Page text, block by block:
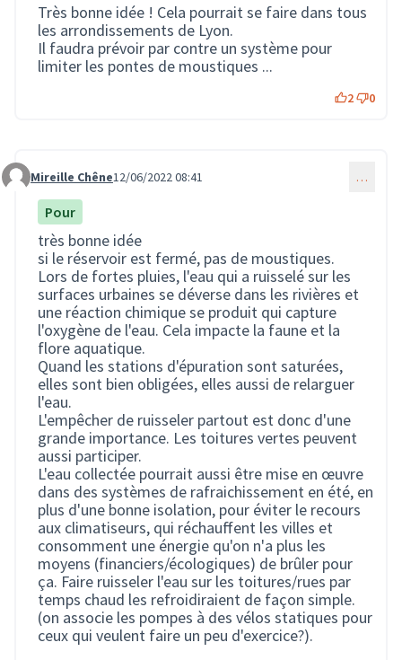
Très bonne idée ! Cela pourrait se faire dans tous
les arrondissements de Lyon.
Il faudra prévoir par contre un système pour
limiter les pontes de moustiques ...
2 0
Commentaire 1349
Mireille Chêne12/06/2022 08:41 …
Pour
très bonne idée
si le réservoir est fermé, pas de moustiques.
Lors de fortes pluies, l'eau qui a ruisselé sur les
surfaces urbaines se déverse dans les rivières et
une réaction chimique se produit qui capture
l'oxygène de l'eau. Cela impacte la faune et la
flore aquatique.
Quand les stations d'épuration sont saturées,
elles sont bien obligées, elles aussi de relarguer
l'eau.
L'empêcher de ruisseler partout est donc d'une
grande importance. Les toitures vertes peuvent
aussi participer.
L'eau collectée pourrait aussi être mise en œuvre
dans des systèmes de rafraichissement en été, en
plus d'une bonne isolation, pour éviter le recours
aux climatiseurs, qui réchauffent les villes et
consomment une énergie qu'on n'a plus les
moyens (financiers/écologiques) de brûler pour
ça. Faire ruisseler l'eau sur les toitures/rues par
temps chaud les refroidiraient de façon simple.
(on associe les pompes à des vélos statiques pour
ceux qui veulent faire un peu d'exercice?).